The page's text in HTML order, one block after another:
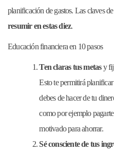
planificación de gastos. Las claves
resumir en estas diez.
Educación financiera en 10 pasos
Ten claras tus metasy
Esto te permitirá
debes de hacer de tu
como por ejemplo
motivado para ahorrar.
Sé consciente de tus